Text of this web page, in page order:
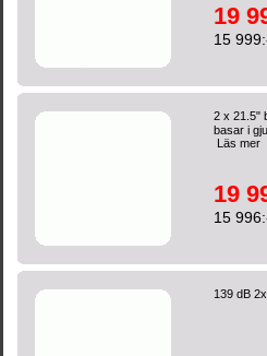
19
15
2 x 21.5"
basar i
Läs mer
19
15
139 dB